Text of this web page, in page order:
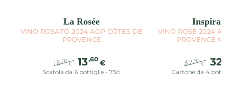
La Rosée
VINO ROSATO 2024 AOP CÔTES DE
PROVENCE
Prezzo
16,00 €
Il
13,60 €
Scatola da 6 bottiglie - 75cl
VINO ROSÉ 2024
PROVENCE
Prezzo
37,90 €
Il
32
Cartone da 4